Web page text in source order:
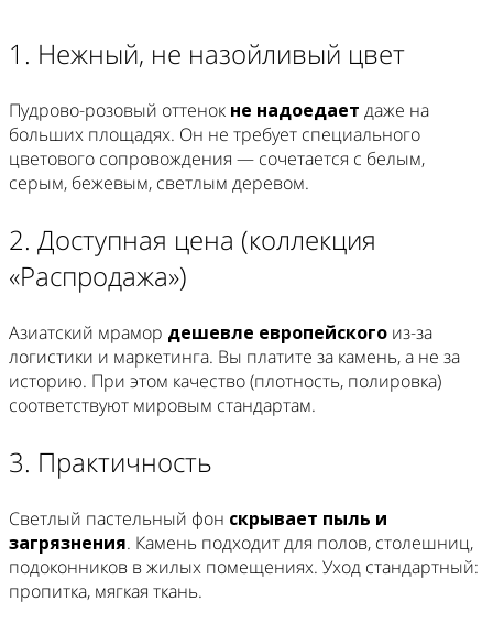
1. Нежный, не назойливый цвет
Пудрово-розовый оттенок не надоедает даже на
больших площадях. Он не требует специального
цветового сопровождения — сочетается с белым,
серым, бежевым, светлым деревом.
2. Доступная цена (коллекция
«Распродажа»)
Азиатский мрамор дешевле европейского из-за
логистики и маркетинга. Вы платите за камень, а не за
историю. При этом качество (плотность, полировка)
соответствуют мировым стандартам.
3. Практичность
Светлый пастельный фон скрывает пыль и
загрязнения. Камень подходит для полов, столешниц,
подоконников в жилых помещениях. Уход стандартный:
пропитка, мягкая ткань.